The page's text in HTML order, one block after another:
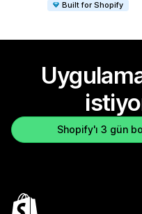
Built for Shopify
Shopify'ı 3 gün